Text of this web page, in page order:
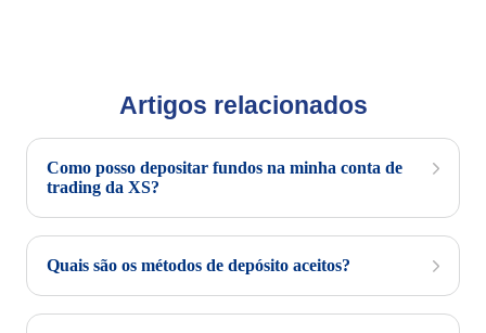
Artigos relacionados
Como posso depositar fundos na minha conta de
trading da XS?
Quais são os métodos de depósito aceitos?